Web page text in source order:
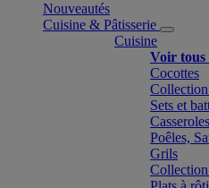
Nouveautés
Cuisine & Pâtisserie
Cuisine
Voir tous
Cocottes
Sets et
Poêles,
Grils